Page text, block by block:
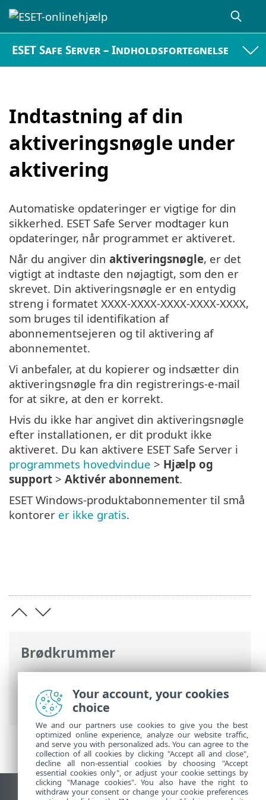
ESET Safe Server – Indholdsfortegnelse
Indtastning af din
aktiveringsnøgle under
aktivering
Brødkrummer
ESET-onlinehjælp>ESET Safe Server>
Produktaktivering> Indtastning af din
aktiveringsnøgle under aktivering
Automatiske opdateringer er vigtige for din
sikkerhed. ESET Safe Server modtager kun
opdateringer, når programmet er aktiveret.
Når du angiver din aktiveringsnøgle, er det
vigtigt at indtaste den nøjagtigt, som den er
skrevet. Din aktiveringsnøgle er en entydig
streng i formatet XXXX-XXXX-XXXX-XXXX-XXXX,
som bruges til identifikation af
abonnementsejeren og til aktivering af
abonnementet.
Vi anbefaler, at du kopierer og indsætter din
aktiveringsnøgle fra din registrerings-e-mail
for at sikre, at den er korrekt.
Hvis du ikke har angivet din aktiveringsnøgle
efter installationen, er dit produkt ikke
aktiveret. Du kan aktivere ESET Safe Server i
programmets hovedvindue > Hjælp og
support > Aktivér abonnement.
ESET Windows-produktabonnementer til små
kontorer er ikke gratis.
Your account, your cookies
choice
We and our partners use cookies to give you the best
optimized online experience, analyze our website traffic,
and serve you with personalized ads. You can agree to the
collection of all cookies by clicking "Accept all and close",
decline all non-essential cookies by choosing "Accept
essential cookies only", or adjust your cookie settings by
clicking "Manage cookies". You also have the right to
withdraw your consent or change your cookie preferences